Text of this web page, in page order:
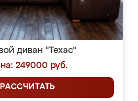
диван "Техас"
249000 руб.
РАССЧИТАТЬ